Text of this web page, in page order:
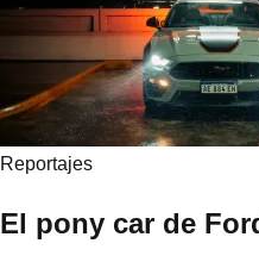
Reportajes
El pony car de